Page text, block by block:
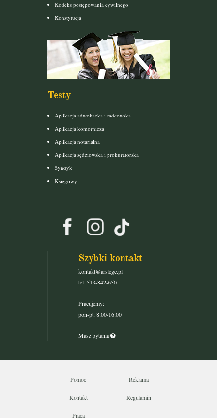
Kodeks postępowania cywilnego
Konstytucja
Testy
Aplikacja adwokacka i radcowska
Aplikacja komornicza
Aplikacja notarialna
Aplikacja sędziowska i prokuratorska
Syndyk
Księgowy
Szybki kontakt
kontakt@arslege.pl
tel. 513-842-650
Pracujemy:
pon-pt: 8:00-16:00
Masz pytania
Pomoc Reklama
Kontakt Regulamin
Praca